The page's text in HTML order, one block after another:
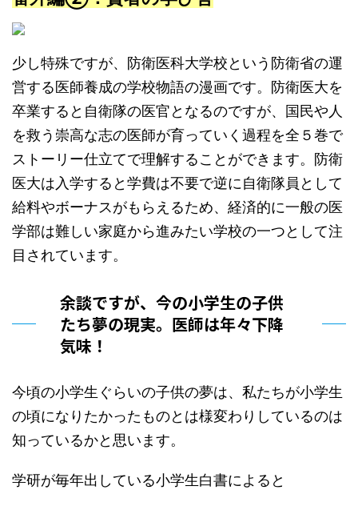
少し特殊ですが、防衛医科大学校という防衛省の運
営する医師養成の学校物語の漫画です。防衛医大を
卒業すると自衛隊の医官となるのですが、国民や人
を救う崇高な志の医師が育っていく過程を全５巻で
ストーリー仕立てで理解することができます。防衛
医大は入学すると学費は不要で逆に自衛隊員として
給料やボーナスがもらえるため、経済的に一般の医
学部は難しい家庭から進みたい学校の一つとして注
目されています。
余談ですが、今の小学生の子供
たち夢の現実。医師は年々下降
気味！
今頃の小学生ぐらいの子供の夢は、私たちが小学生
の頃になりたかったものとは様変わりしているのは
知っているかと思います。
学研が毎年出している小学生白書によると